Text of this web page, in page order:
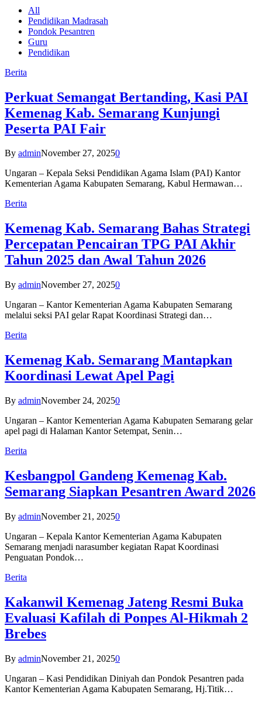
All
Pendidikan Madrasah
Pondok Pesantren
Guru
Pendidikan
Berita
Perkuat Semangat Bertanding, Kasi PAI
Kemenag Kab. Semarang Kunjungi
Peserta PAI Fair
By adminNovember 27, 20250
Ungaran – Kepala Seksi Pendidikan Agama Islam (PAI) Kantor
Kementerian Agama Kabupaten Semarang, Kabul Hermawan…
Berita
Kemenag Kab. Semarang Bahas Strategi
Percepatan Pencairan TPG PAI Akhir
Tahun 2025 dan Awal Tahun 2026
By adminNovember 27, 20250
Ungaran – Kantor Kementerian Agama Kabupaten Semarang
melalui seksi PAI gelar Rapat Koordinasi Strategi dan…
Berita
Kemenag Kab. Semarang Mantapkan
Koordinasi Lewat Apel Pagi
By adminNovember 24, 20250
Ungaran – Kantor Kementerian Agama Kabupaten Semarang gelar
apel pagi di Halaman Kantor Setempat, Senin…
Berita
Kesbangpol Gandeng Kemenag Kab.
Semarang Siapkan Pesantren Award 2026
By adminNovember 21, 20250
Ungaran – Kepala Kantor Kementerian Agama Kabupaten
Semarang menjadi narasumber kegiatan Rapat Koordinasi
Penguatan Pondok…
Berita
Kakanwil Kemenag Jateng Resmi Buka
Evaluasi Kafilah di Ponpes Al-Hikmah 2
Brebes
By adminNovember 21, 20250
Ungaran – Kasi Pendidikan Diniyah dan Pondok Pesantren pada
Kantor Kementerian Agama Kabupaten Semarang, Hj.Titik…